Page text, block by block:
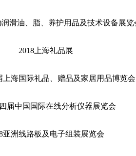
润滑油、脂、养护用品及技术设备展览
2018上海礼品展
上海国际礼品、赠品及家居用品博览会
届中国国际在线分析仪器展览会
亚洲线路板及电子组装展览会